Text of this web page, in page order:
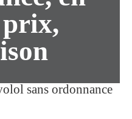
sans ordonnance